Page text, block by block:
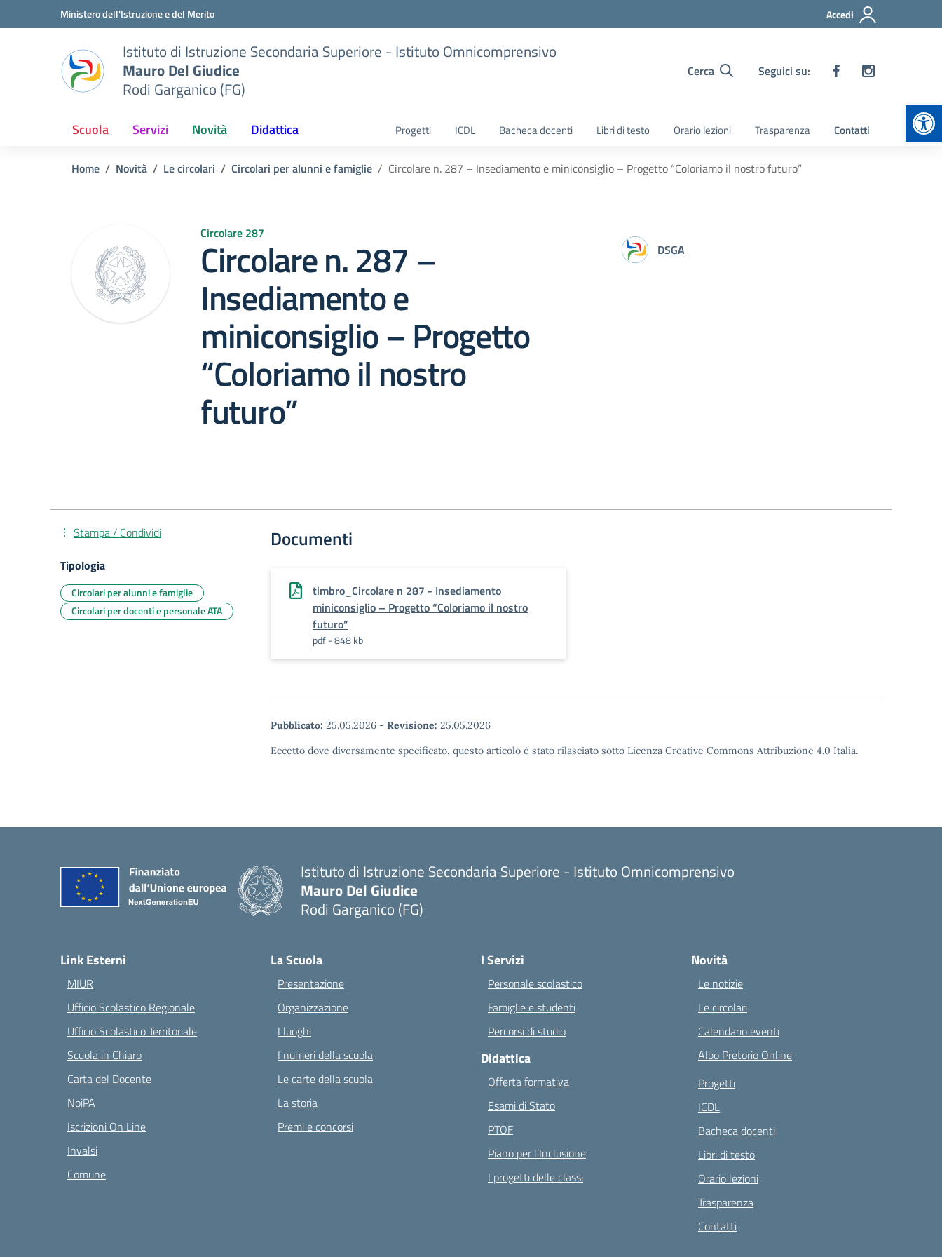
Vai ai contenuti
Vai al menu di navigazioneMinistero dell'Istruzione e del Merito Accedi
Istituto di Istruzione Secondaria Superiore - Istituto Omnicomprensivo
Mauro Del Giudice
Rodi Garganico (FG)
Cerca Seguici su:
Scuola Servizi Novità Didattica Progetti ICDL Bacheca docenti Libri di testo Orario lezioni Trasparenza Contatti
Home Novità Le circolari Circolari per alunni e famiglie Circolare n. 287 – Insediamento e miniconsiglio – Progetto “Coloriamo il nostro futuro”
Circolare 287
Circolare n. 287 –
Insediamento e
miniconsiglio – Progetto
“Coloriamo il nostro
futuro”
DSGA
Documenti
timbro_Circolare n 287 - Insediamento
miniconsiglio – Progetto “Coloriamo il nostro
futuro”
pdf - 848 kb
Pubblicato: 25.05.2026 - Revisione: 25.05.2026
Eccetto dove diversamente specificato, questo articolo è stato rilasciato sotto Licenza Creative Commons Attribuzione 4.0 Italia.
Stampa / Condividi
Tipologia
Circolari per alunni e famiglie
Circolari per docenti e personale ATA
Istituto di Istruzione Secondaria Superiore - Istituto Omnicomprensivo
Mauro Del Giudice
Rodi Garganico (FG)
Link Esterni
MIUR
Ufficio Scolastico Regionale
Ufficio Scolastico Territoriale
Scuola in Chiaro
Carta del Docente
NoiPA
Iscrizioni On Line
Invalsi
Comune
La Scuola
Presentazione
Organizzazione
I luoghi
I numeri della scuola
Le carte della scuola
La storia
Premi e concorsi
I Servizi
Personale scolastico
Famiglie e studenti
Percorsi di studio
Didattica
Offerta formativa
Esami di Stato
PTOF
Piano per l’Inclusione
I progetti delle classi
Novità
Le notizie
Le circolari
Calendario eventi
Albo Pretorio Online
Progetti
ICDL
Bacheca docenti
Libri di testo
Orario lezioni
Trasparenza
Contatti